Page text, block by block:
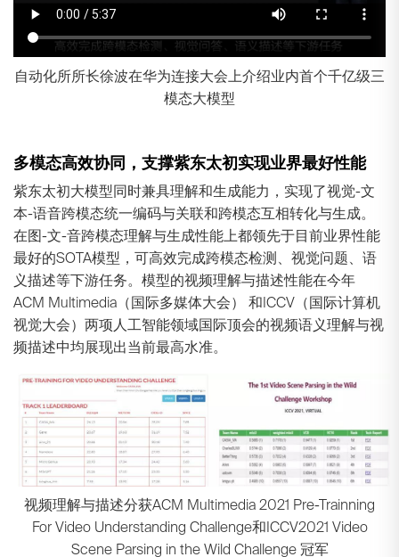
自动化所所长徐波在华为连接大会上介绍业内首个千亿级三
模态大模型
多模态高效协同，支撑紫东太初实现业界最好性能
紫东太初大模型同时兼具理解和生成能力，实现了视觉-文
本-语音跨模态统一编码与关联和跨模态互相转化与生成。
在图-文-音跨模态理解与生成性能上都领先于目前业界性能
最好的SOTA模型，可高效完成跨模态检测、视觉问题、语
义描述等下游任务。模型的视频理解与描述性能在今年
ACM Multimedia（国际多媒体大会） 和ICCV（国际计算机
视觉大会）两项人工智能领域国际顶会的视频语义理解与视
频描述中均展现出当前最高水准。
视频理解与描述分获ACM Multimedia 2021 Pre-Trainning
For Video Understanding Challenge和ICCV2021 Video
Scene Parsing in the Wild Challenge 冠军